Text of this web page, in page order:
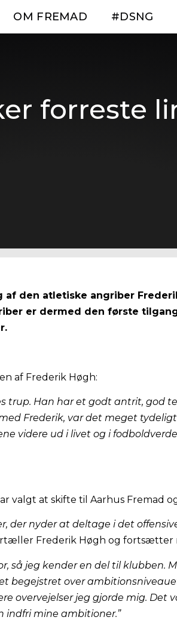
OM FREMAD #DSNG
forreste
af den atletiske angriber
er dermed den første
af Frederik Høgh:
trup. Han har et godt antrit, god
Frederik, var det meget
videre ud i livet og i
valgt at skifte til Aarhus Fremad
der nyder at deltage i det
Frederik Høgh og fortsætter
så jeg kender en del til klubben.
begejstret over
overvejelser jeg gjorde mig.
indfri mine ambitioner.”